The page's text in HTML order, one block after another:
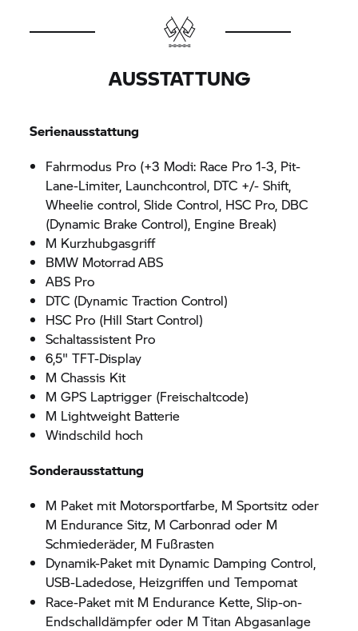
AUSSTATTUNG
Serienausstattung
Fahrmodus Pro (+3 Modi: Race Pro 1-3, Pit-
Lane-Limiter, Launchcontrol, DTC +/- Shift,
Wheelie control, Slide Control, HSC Pro, DBC
(Dynamic Brake Control), Engine Break)
M Kurzhubgasgriff
BMW MotorradABS
ABS Pro
DTC (Dynamic Traction Control)
HSC Pro (Hill Start Control)
Schaltassistent Pro
6,5" TFT-Display
M Chassis Kit
M GPS Laptrigger (Freischaltcode)
M Lightweight Batterie
Windschild hoch
Sonderausstattung
M Paket mit Motorsportfarbe, M Sportsitz oder
M Endurance Sitz, M Carbonrad oder M
Schmiederäder, M Fußrasten
Dynamik-Paket mit Dynamic Damping Control,
USB-Ladedose, Heizgriffen und Tempomat
Race-Paket mit M Endurance Kette, Slip-on-
Endschalldämpfer oder M Titan Abgasanlage